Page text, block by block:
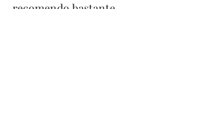
recomendo bastante.